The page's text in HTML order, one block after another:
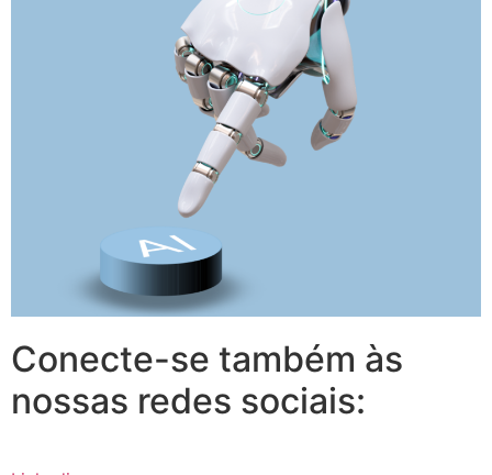
Conecte-se também às
nossas redes sociais: